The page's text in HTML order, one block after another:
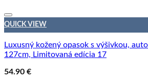
QUICK VIEW
Luxusný kožený opasok s výšivkou,
127cm, Limitovaná edícia 17
54.90 €